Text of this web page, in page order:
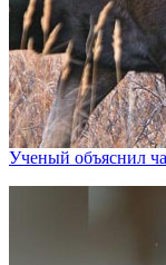
Ученый объяснил